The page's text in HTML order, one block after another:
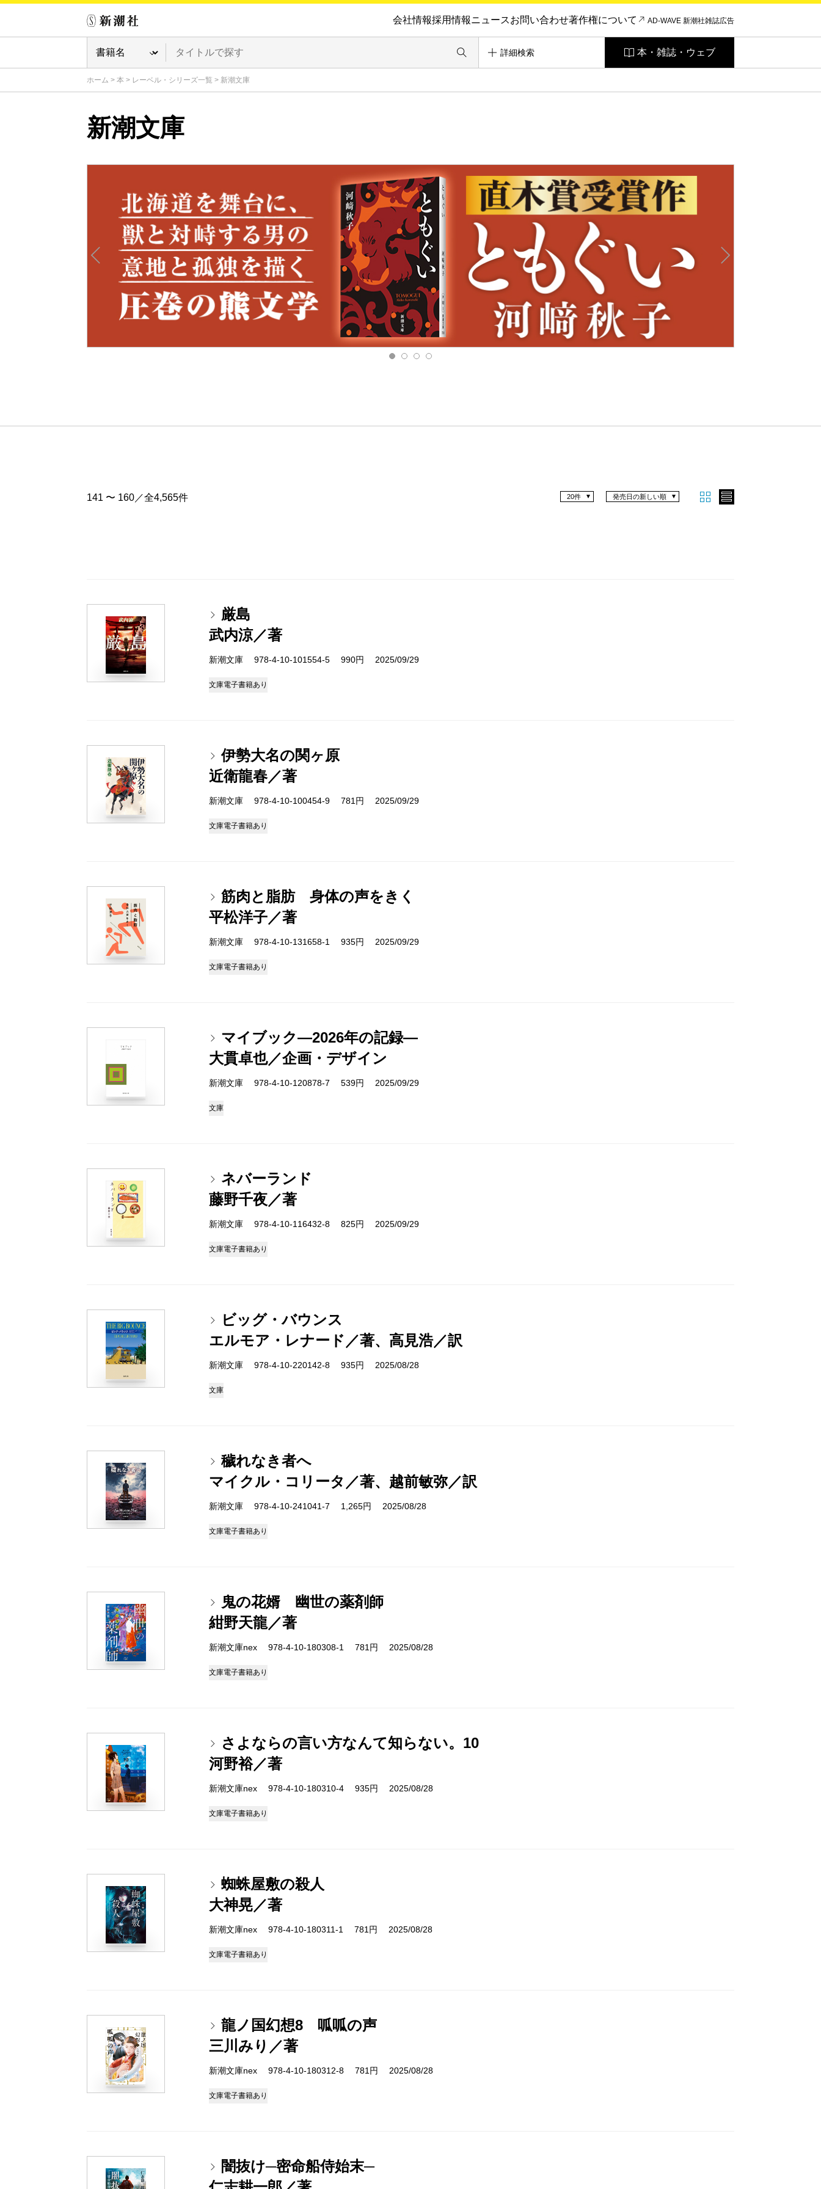
会社情報採用情報ニュースお問い合わせ著作権について AD-WAVE 新潮社雑誌広告
詳細検索 本・雑誌・ウェブ
ホーム > 本 > レーベル・シリーズ一覧 > 新潮文庫
新潮文庫
141 〜 160／全4,565件 発売日の新しい順
20件
厳島
武内涼／著
新潮文庫 978-4-10-101554-5 990円 2025/09/29
文庫電子書籍あり
伊勢大名の関ヶ原
近衛龍春／著
新潮文庫 978-4-10-100454-9 781円 2025/09/29
文庫電子書籍あり
筋肉と脂肪 身体の声をきく
平松洋子／著
新潮文庫 978-4-10-131658-1 935円 2025/09/29
文庫電子書籍あり
マイブック―2026年の記録―
大貫卓也／企画・デザイン
新潮文庫 978-4-10-120878-7 539円 2025/09/29
文庫
ネバーランド
藤野千夜／著
新潮文庫 978-4-10-116432-8 825円 2025/09/29
文庫電子書籍あり
ビッグ・バウンス
エルモア・レナード／著、高見浩／訳
新潮文庫 978-4-10-220142-8 935円 2025/08/28
文庫
穢れなき者へ
マイクル・コリータ／著、越前敏弥／訳
新潮文庫 978-4-10-241041-7 1,265円 2025/08/28
文庫電子書籍あり
鬼の花婿 幽世の薬剤師
紺野天龍／著
新潮文庫nex 978-4-10-180308-1 781円 2025/08/28
文庫電子書籍あり
さよならの言い方なんて知らない。10
河野裕／著
新潮文庫nex 978-4-10-180310-4 935円 2025/08/28
文庫電子書籍あり
蜘蛛屋敷の殺人
大神晃／著
新潮文庫nex 978-4-10-180311-1 781円 2025/08/28
文庫電子書籍あり
龍ノ国幻想8 呱呱の声
三川みり／著
新潮文庫nex 978-4-10-180312-8 781円 2025/08/28
文庫電子書籍あり
闇抜け─密命船侍始末─